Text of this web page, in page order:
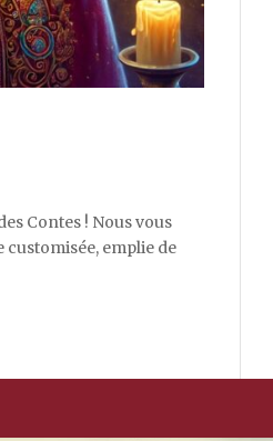
Contes ! Nous vous
emplie de